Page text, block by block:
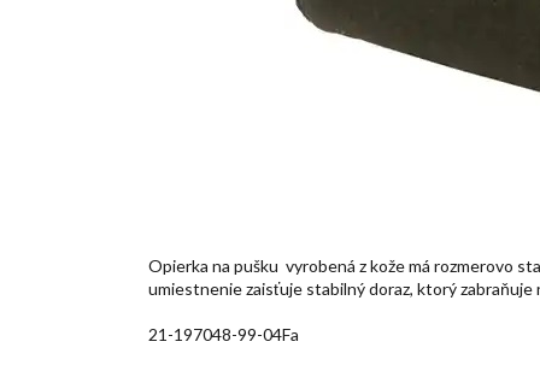
Opierka na pušku vyrobená z kože má rozmerovo
umiestnenie zaisťuje stabilný doraz, ktorý
21-197048-99-04Fa